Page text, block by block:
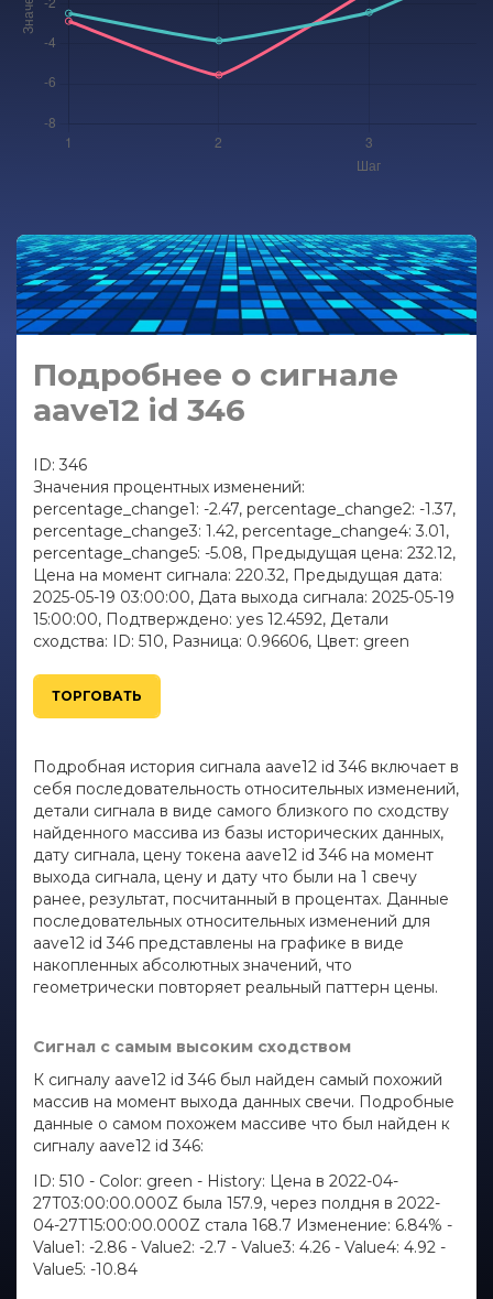
Подробнее о сигнале
aave12 id 346
ID: 346
Значения процентных изменений:
percentage_change1: -2.47, percentage_change2: -1.37,
percentage_change3: 1.42, percentage_change4: 3.01,
percentage_change5: -5.08, Предыдущая цена: 232.12,
Цена на момент сигнала: 220.32, Предыдущая дата:
2025-05-19 03:00:00, Дата выхода сигнала: 2025-05-19
15:00:00, Подтверждено: yes 12.4592, Детали
сходства: ID: 510, Разница: 0.96606, Цвет: green
ТОРГОВАТЬ
Подробная история сигнала aave12 id 346 включает в
себя последовательность относительных изменений,
детали сигнала в виде самого близкого по сходству
найденного массива из базы исторических данных,
дату сигнала, цену токена aave12 id 346 на момент
выхода сигнала, цену и дату что были на 1 свечу
ранее, результат, посчитанный в процентах. Данные
последовательных относительных изменений для
aave12 id 346 представлены на графике в виде
накопленных абсолютных значений, что
геометрически повторяет реальный паттерн цены.
Сигнал с самым высоким сходством
К сигналу aave12 id 346 был найден самый похожий
массив на момент выхода данных свечи. Подробные
данные о самом похожем массиве что был найден к
сигналу aave12 id 346:
ID: 510 - Color: green - History: Цена в 2022-04-
27T03:00:00.000Z была 157.9, через полдня в 2022-
04-27T15:00:00.000Z стала 168.7 Изменение: 6.84% -
Value1: -2.86 - Value2: -2.7 - Value3: 4.26 - Value4: 4.92 -
Value5: -10.84